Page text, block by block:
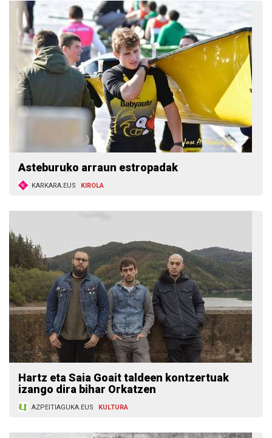
Asteburuko arraun estropadak
KARKARA.EUS KIROLA
Hartz eta Saia Goait taldeen kontzertuak
izango dira bihar Orkatzen
AZPEITIAGUKA.EUS KULTURA